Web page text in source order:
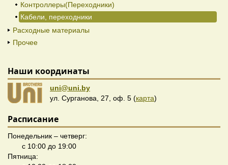
Контроллеры(Переходники)
Кабели, переходники
Расходные материалы
Прочее
Наши координаты
uni@uni.by
ул. Сурганова, 27, оф. 5 (карта)
Расписание
Понедельник – четверг:
с 10:00 до 19:00
Пятница: